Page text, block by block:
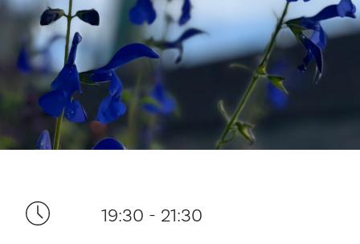
Ditt besøk
19:30 - 21:30